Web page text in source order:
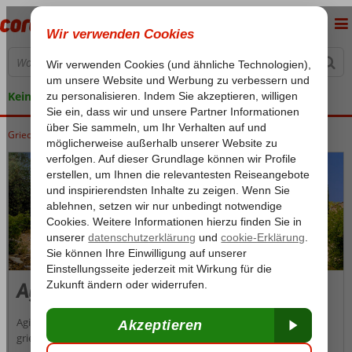
Keine versteckten Kosten
Home
Griechenland Korfu Korfu Agios Marcos
Agios Marcos
Agios Markos ist ein kleines, beschauliches Bergdorf im Osten der
griechischen Insel Korfu. Hier gibt es keinen Massentourismus,